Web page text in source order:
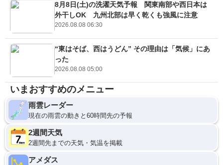
8月8日(土)の洗濯天気予報 関東南部や西日本は
外干しOK 九州北部は早く乾くも強風に注意
2026.08.08 06:30
“東はそば、西はうどん” その理由は「気候」にあ
った
2026.08.08 05:00
いまおすすめのメニュー
雨雲レーダー
現在の雨雲の動きと60時間先の予報
2週間天気
2週間先までの天気・気温を掲載
アメダス